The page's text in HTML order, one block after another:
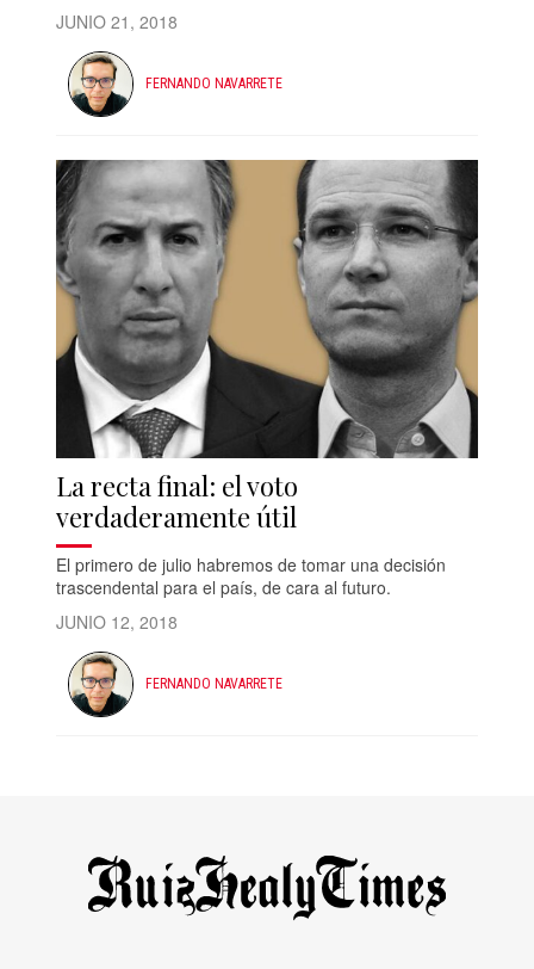
JUNIO 21, 2018
FERNANDO NAVARRETE
La recta final: el voto
verdaderamente útil
El primero de julio habremos de tomar una decisión
trascendental para el país, de cara al futuro.
JUNIO 12, 2018
FERNANDO NAVARRETE